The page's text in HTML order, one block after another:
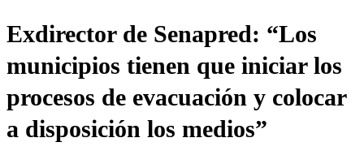
Exdirector de Senapred: “Los
municipios tienen que iniciar los
procesos de evacuación y colocar
a disposición los medios”